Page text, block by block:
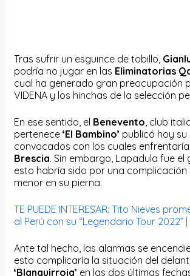
Tras sufrir un esguince de tobillo,
podría no jugar en las Eliminatorias
cual ha generado gran preocupación
VIDENA y los hinchas de la selección
En ese sentido, el Benevento , club
pertenece‘El Bambino’ publicó hoy su
convocados con los cuales enfrentaría
Brescia. Sin embargo, Lapadula fue el
esto habría sido por una
menor en su pierna.
TE PUEDE INTERESAR: Tito Nieves
al Perú con su “Legendario Tour 2022” |
Ante tal hecho, las alarmas se
esto complicaría la situación del
‘Blanquirroja’ en las dos últimas